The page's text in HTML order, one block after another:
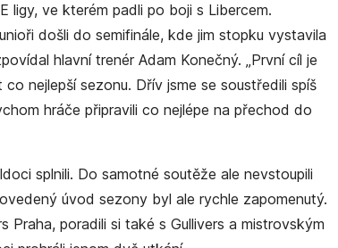
ligy, ve kterém padli po boji s Libercem.
došli do semifinále, kde jim stopku vystavila
hlavní trenér Adam Konečný. „První cíl je
nejlepší sezonu. Dřív jsme se soustředili spíš
hráče připravili co nejlépe na přechod do
splnili. Do samotné soutěže ale nevstoupili
úvod sezony byl ale rychle zapomenutý.
Praha, poradili si také s Gullivers a mistrovským